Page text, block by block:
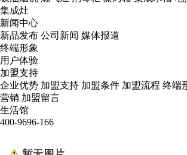
集成灶
新闻中心
新品发布 公司新闻 媒体报道
终端形象
用户体验
加盟支持
企业优势 加盟支持 加盟条件 加盟流程 终端
营销 加盟留言
生活馆
400-9696-166